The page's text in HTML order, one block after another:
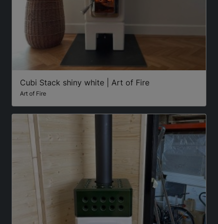
Cubi Stack shiny white | Art of Fire
Art of Fire